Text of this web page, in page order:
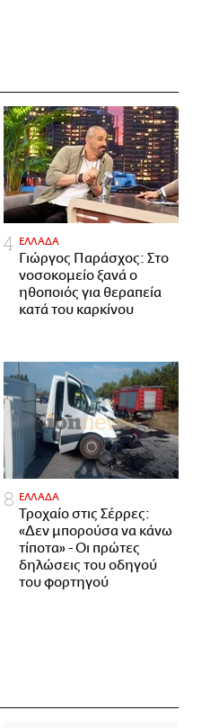
ΕΛΛΑΔΑ
Γιώργος Παράσχος: Στο
νοσοκομείο ξανά ο
ηθοποιός για θεραπεία
κατά του καρκίνου
ΕΛΛΑΔΑ
Τροχαίο στις Σέρρες:
«Δεν μπορούσα να κάνω
τίποτα» - Οι πρώτες
δηλώσεις του οδηγού
του φορτηγού